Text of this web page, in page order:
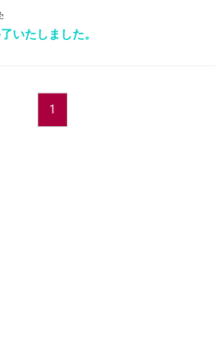
いたしました。
1